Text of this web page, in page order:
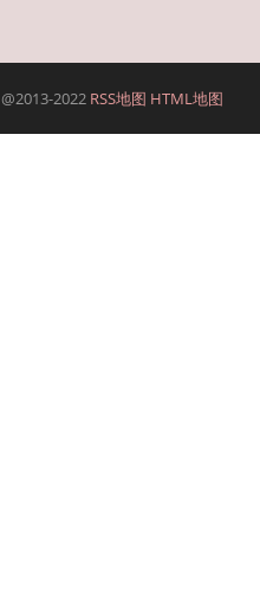
@2013-2022 RSS地图 HTML地图